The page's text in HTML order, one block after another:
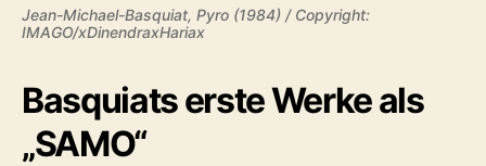
Jean-Michael-Basquiat, Pyro (1984) / Copyright:
IMAGO/xDinendraxHariax
Basquiats erste Werke als
„SAMO“